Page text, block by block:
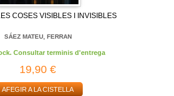
COSES VISIBLES I INVISIBLES
SÁEZ MATEU, FERRAN
Consultar terminis d'entrega
19,90 €
AFEGIR A LA CISTELLA